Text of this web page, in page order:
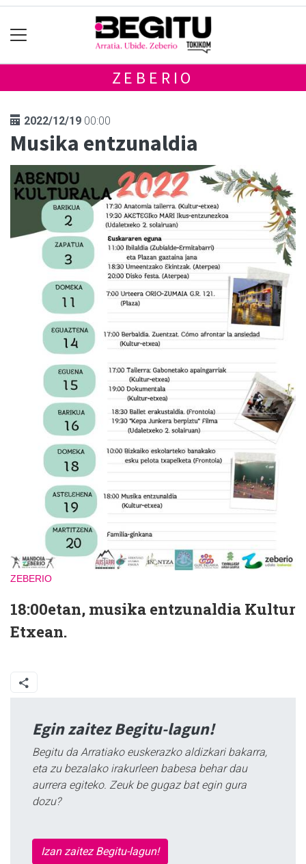
ZEBERIO
2022/12/19 00:00
Musika entzunaldia
ZEBERIO
18:00etan, musika entzunaldia Kultur
Etxean.
Egin zaitez Begitu-lagun!
Begitu da Arratiako euskerazko aldizkari bakarra,
eta zu bezalako irakurleen babesa behar dau
aurrera egiteko. Zeuk be gugaz bat egin gura
dozu?
Izan zaitez Begitu-lagun!